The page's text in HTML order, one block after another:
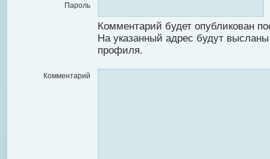
Пароль
Комментарий будет опубликован
На указанный адрес будут
профиля.
Комментарий